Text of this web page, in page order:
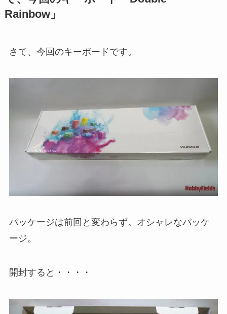
Rainbow」
さて、今回のキーボードです。
パッケージは前回と変わらず。オシャレなパッケ
ージ。
開封すると・・・・